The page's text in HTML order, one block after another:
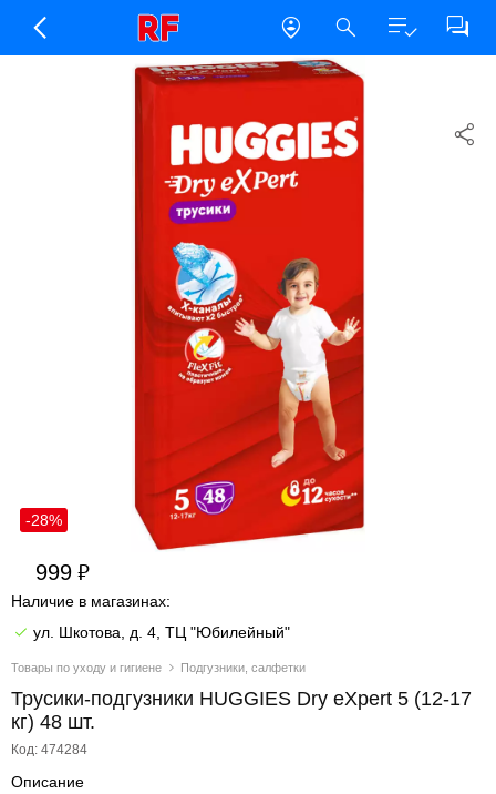
Товары по уходу и гигиене Подгузники, салфетки
Трусики-подгузники HUGGIES Dry eXpert 5 (12-17
кг) 48 шт.
Код: 474284
-28%
999
Наличие в магазинах:
ул. Шкотова, д. 4, ТЦ "Юбилейный"
Описание